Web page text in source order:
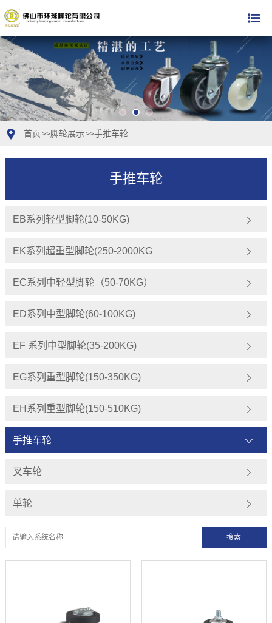
首页 >>脚轮展示 >>手推车轮
手推车轮
EB系列轻型脚轮(10-50KG)
EK系列超重型脚轮(250-2000KG
EC系列中轻型脚轮（50-70KG）
ED系列中型脚轮(60-100KG)
EF 系列中型脚轮(35-200KG)
EG系列重型脚轮(150-350KG)
EH系列重型脚轮(150-510KG)
手推车轮
叉车轮
单轮